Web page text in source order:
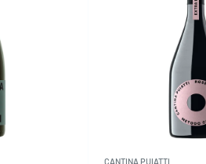
CANTINA PUIATTI